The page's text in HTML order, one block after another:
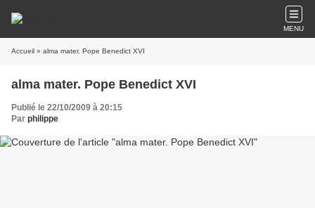
MENU
Accueil » alma mater. Pope Benedict XVI
alma mater. Pope Benedict XVI
Publié le 22/10/2009 à 20:15
Par philippe